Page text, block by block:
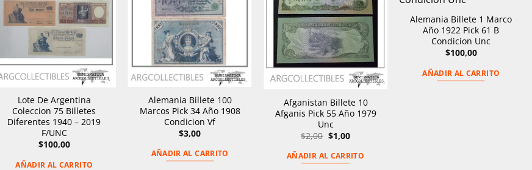
Lote De Argentina
Coleccion 75 Billetes
Diferentes 1940 – 2019
F/UNC
$100,00
AÑADIR AL CARRITO
Alemania Billete 100
Marcos Pick 34 Año 1908
Condicion Vf
$3,00
AÑADIR AL CARRITO
Afganistan Billete 10
Afganis Pick 55 Año 1979
Unc
$2,00 El
precio
original
era:
$1,00El
actual
es:
AÑADIR AL CARRITO
Alemania Billete 1 Marco
Año 1922 Pick 61 B
Condicion Unc
$100,00
AÑADIR AL CARRITO